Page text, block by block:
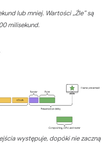
lub mniej. Wartości „Źle” są
milisekund.
występuje, dopóki nie zaczną